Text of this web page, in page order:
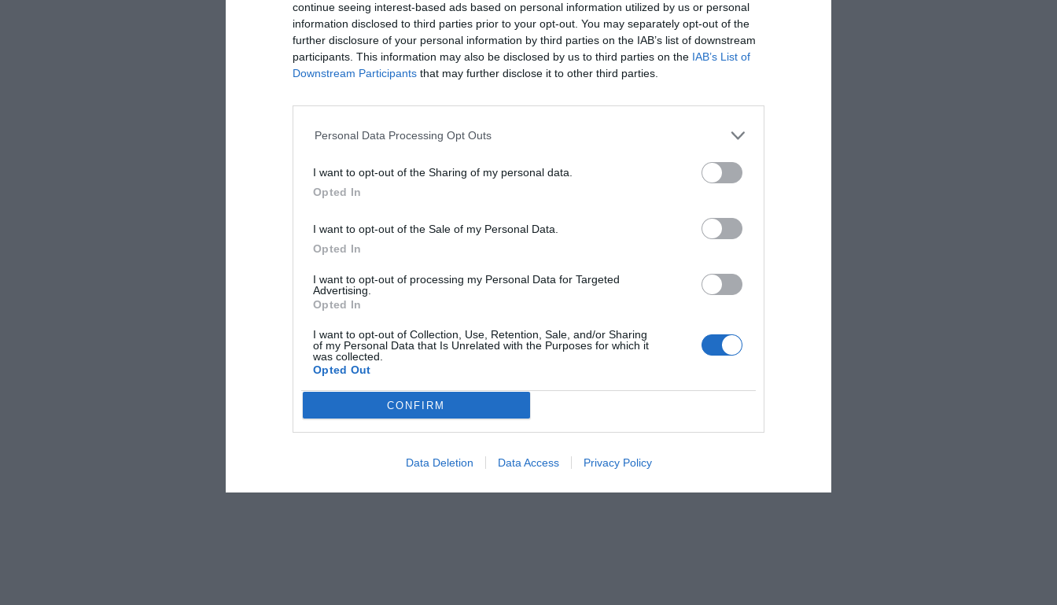
continue seeing interest-based ads based on personal information utilized by us or personal
information disclosed to third parties prior to your opt-out. You may separately opt-out of the
further disclosure of your personal information by third parties on the IAB’s list of downstream
participants. This information may also be disclosed by us to third parties on the IAB’s List of
Downstream Participants that may further disclose it to other third parties.
Personal Data Processing Opt Outs
I want to opt-out of the Sharing of my personal data.
Opted In
I want to opt-out of the Sale of my Personal Data.
Opted In
I want to opt-out of processing my Personal Data for Targeted
Advertising.
Opted In
I want to opt-out of Collection, Use, Retention, Sale, and/or Sharing
of my Personal Data that Is Unrelated with the Purposes for which it
was collected.
Opted Out
CONFIRM
Data Deletion Data Access Privacy Policy